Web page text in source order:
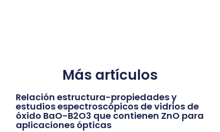
Más artículos
Relación estructura-propiedades y
estudios espectroscópicos de vidrios de
óxido BaO-B2O3 que contienen ZnO para
aplicaciones ópticas